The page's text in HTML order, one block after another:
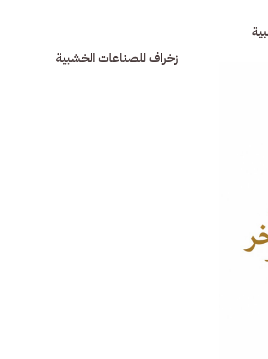
زخراف للصناعات الخشبية